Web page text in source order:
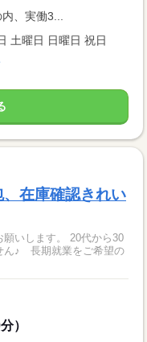
内、実働3...
土曜日 日曜日 祝日
在庫確認きれい
いします。 20代から30
ん♪ 長期就業をご希望の
）